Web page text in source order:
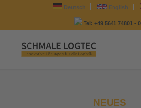
Deutsch English
Tel: +49 5641 74801 - 0
NEUES